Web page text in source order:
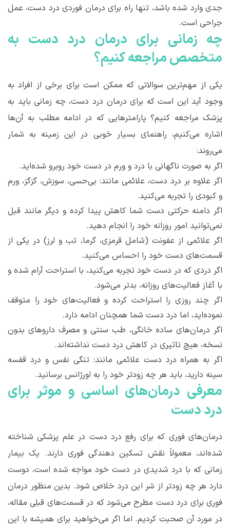
جدی وارد شده باشد، تنها راه برای درمان فوردی درد دست، عمل
جراحی است.
چه زمانی برای درمان درد دست به
متخصص مراجعه کنیم؟
یکی از مهمترین سوالاتی که ممکن است برای برخی از افراد به
وجود آید این است که برای درمان درد دست، چه زمانی باید به
پزشک مراجعه کنیم؟ پارامترهایی که در ادامه مطلب به آنها
اشاره میکنیم، راهنمای بسیار خوبی در این زمینه به شمار
میروند:
اگر به صورت ناگهانی با درد و ورم در دست خود روبرو شدهاید.
اگر علاوه بر درد دست، علائمی مانند: بیحسی، سوزش، گزگز، ورم
و کبودی را تجربه میکنید.
اگر دامنه حرکتی دست شما کاهش پیدا کرده و دیگر مانند قبل
نمیتوانید امور روزانه خود را انجام دهید.
اگر علائمی از عفونت (شامل قرمزی، گرما، تب و لرز) در یکی از
قسمتهای دست خود را احساس میکنید.
اگر دردی که در دست خود تجربه میکنید، با استراحت آرام شده و
با آغاز فعالیتهای روزانه، بدتر میشود.
اگر چند روزی را استراحت کرده و فعالیتهای خود را متوقف
نمودهاید، اما درد دست شما همچنان ادامه دارد.
اگر درمانهای ساده خانگی، طب سنتی و مصرف داروهای بدون
نسخه، هیچ تاثیری در کاهش درد دست نداشتهاند.
اگر به همراه درد دست علائمی مانند: تنگی نفس و درد قفسه
سینه دارید، باید هر چه زودتر خود را به اورژانس برسانید.
معرفی درمانهای اساسی و موثر برای
درد دست
درمانهای فوری که برای رفع درد دست در علم پزشکی شناخته
شدهاند، معمولاً نقش تسکین دهندگی فوری دارند. یک بیمار
زمانی که با درد شدیدی در دست خود مواجه شده است، دوست
دارد هر چه زودتر از شر این درد خلاص شود. بدین منظور درمان
فوری برای درد دست مطرح میشود که در قسمتهای قبلی مقاله،
در مورد آن صحبت کردیم. اما اگر میخواهید برای همیشه با این